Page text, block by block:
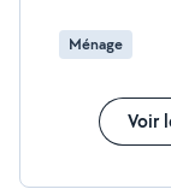
Ménage
Voir